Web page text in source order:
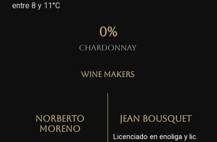
entre 8 y 11°C
Chardonnay
0%
Wine Makers
Norberto
Moreno
Jean Bousquet
Licenciado en enoliga y lic.